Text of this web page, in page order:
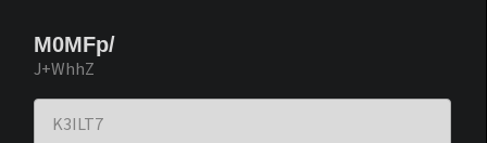
M0MFp/
J+WhhZ